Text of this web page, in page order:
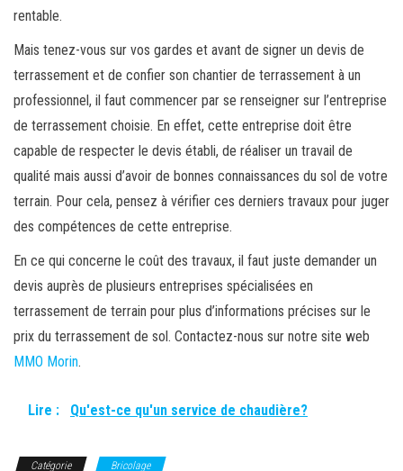
rentable.
Mais tenez-vous sur vos gardes et avant de signer un devis de
terrassement et de confier son chantier de terrassement à un
professionnel, il faut commencer par se renseigner sur l’entreprise
de terrassement choisie. En effet, cette entreprise doit être
capable de respecter le devis établi, de réaliser un travail de
qualité mais aussi d’avoir de bonnes connaissances du sol de votre
terrain. Pour cela, pensez à vérifier ces derniers travaux pour juger
des compétences de cette entreprise.
En ce qui concerne le coût des travaux, il faut juste demander un
devis auprès de plusieurs entreprises spécialisées en
terrassement de terrain pour plus d’informations précises sur le
prix du terrassement de sol. Contactez-nous sur notre site web
MMO Morin.
Lire : Qu'est-ce qu'un service de chaudière?
Catégorie Bricolage